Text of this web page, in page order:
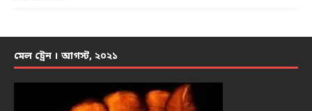
মেল ট্রেন । আগস্ট, ২০২১